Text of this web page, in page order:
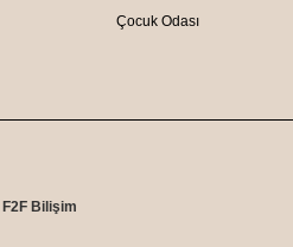
Çocuk Odası
F2F Bilişim